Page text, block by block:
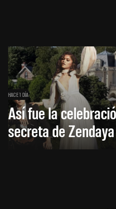
HACE 1 DÍA
Así fue la
secreta de